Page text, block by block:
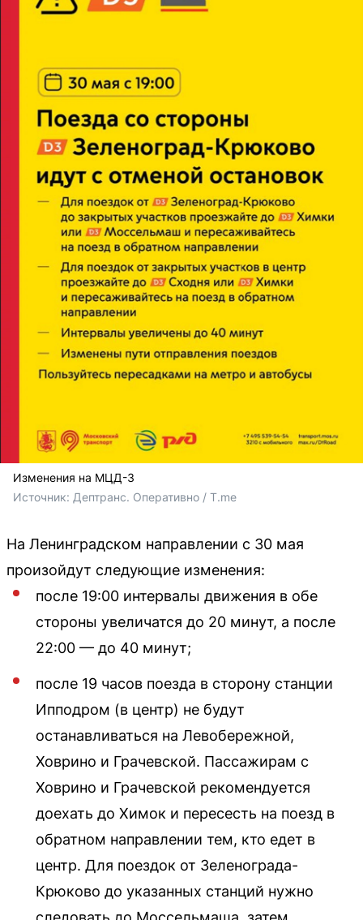
Изменения на МЦД-3
Источник: Дептранс. Оперативно / T.me
На Ленинградском направлении с 30 мая
произойдут следующие изменения:
после 19:00 интервалы движения в обе
стороны увеличатся до 20 минут, а после
22:00 — до 40 минут;
после 19 часов поезда в сторону станции
Ипподром (в центр) не будут
останавливаться на Левобережной,
Ховрино и Грачевской. Пассажирам с
Ховрино и Грачевской рекомендуется
доехать до Химок и пересесть на поезд в
обратном направлении тем, кто едет в
центр. Для поездок от Зеленограда-
Крюково до указанных станций нужно